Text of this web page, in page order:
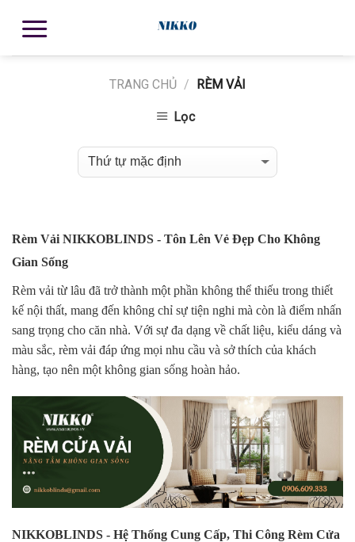
TRANG CHỦ / RÈM VẢI
Lọc
Rèm Vải NIKKOBLINDS - Tôn Lên Vẻ Đẹp Cho Không
Gian Sống
Rèm vải từ lâu đã trở thành một phần không thể thiếu trong thiết
kế nội thất, mang đến không chỉ sự tiện nghi mà còn là điểm nhấn
sang trọng cho căn nhà. Với sự đa dạng về chất liệu, kiểu dáng và
màu sắc, rèm vải đáp ứng mọi nhu cầu và sở thích của khách
hàng, tạo nên một không gian sống hoàn hảo.
NIKKOBLINDS - Hệ Thống Cung Cấp, Thi Công Rèm Cửa